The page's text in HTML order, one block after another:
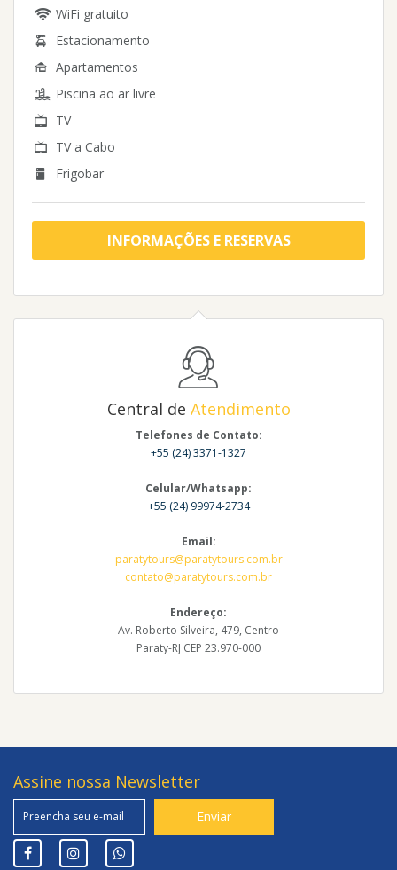
WiFi gratuito
Estacionamento
Apartamentos
Piscina ao ar livre
TV
TV a Cabo
Frigobar
INFORMAÇÕES E RESERVAS
Central de Atendimento
Telefones de Contato:
+55 (24) 3371-1327
Celular/Whatsapp:
+55 (24) 99974-2734
Email:
paratytours@paratytours.com.br
contato@paratytours.com.br
Endereço:
Av. Roberto Silveira, 479, Centro
Paraty-RJ CEP 23.970-000
Assine nossa Newsletter